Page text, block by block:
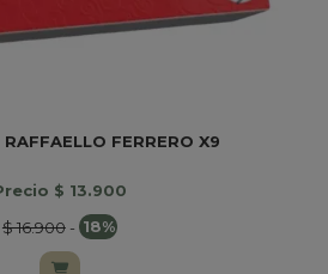
FERRERO X9
$ 13.900
$ 16.900- 18%